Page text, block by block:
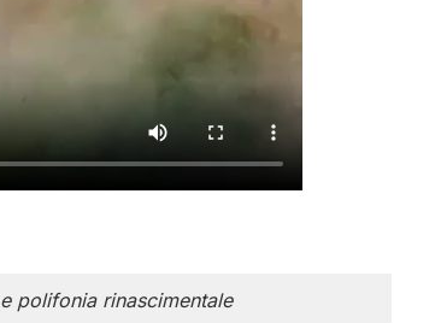
polifonia rinascimentale